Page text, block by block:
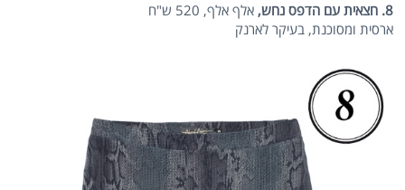
8. חצאית עם הדפס נחש,
אלף אלף, 520 ש"ח
ארסית ומסוכנת, בעיקר לארנק